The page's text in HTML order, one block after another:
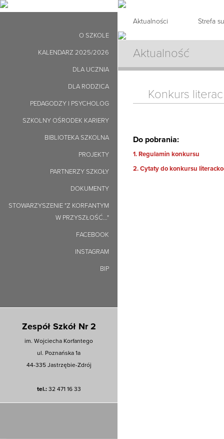
O SZKOLE
KALENDARZ 2025/2026
DLA UCZNIA
DLA RODZICA
PEDAGODZY I PSYCHOLOG
SZKOLNY OŚRODEK KARIERY
BIBLIOTEKA SZKOLNA
PROJEKTY
PARTNERZY SZKOŁY
DOKUMENTY
STOWARZYSZENIE "Z KORFANTYM
W PRZYSZŁOŚĆ…"
FACEBOOK
INSTAGRAM
BIP
Zespół Szkół Nr 2
im. Wojciecha Korfantego
ul. Poznańska 1a
44-335 Jastrzębie-Zdrój
tel.:32 471 16 33
Aktualności Strefa
Aktualność
Konkurs
Do pobrania:
1. Regulamin konkursu
2. Cytaty do konkursu